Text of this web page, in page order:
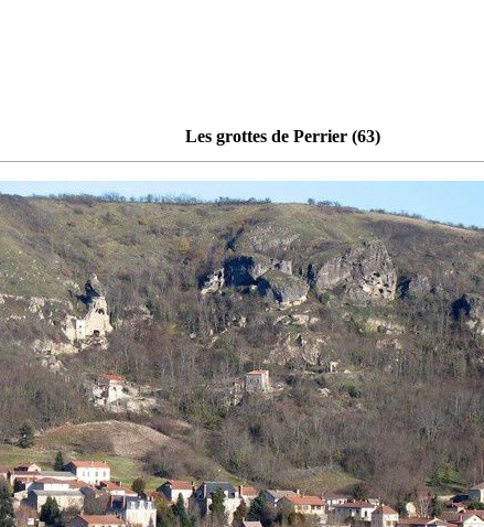
Les grottes de Perrier (63)